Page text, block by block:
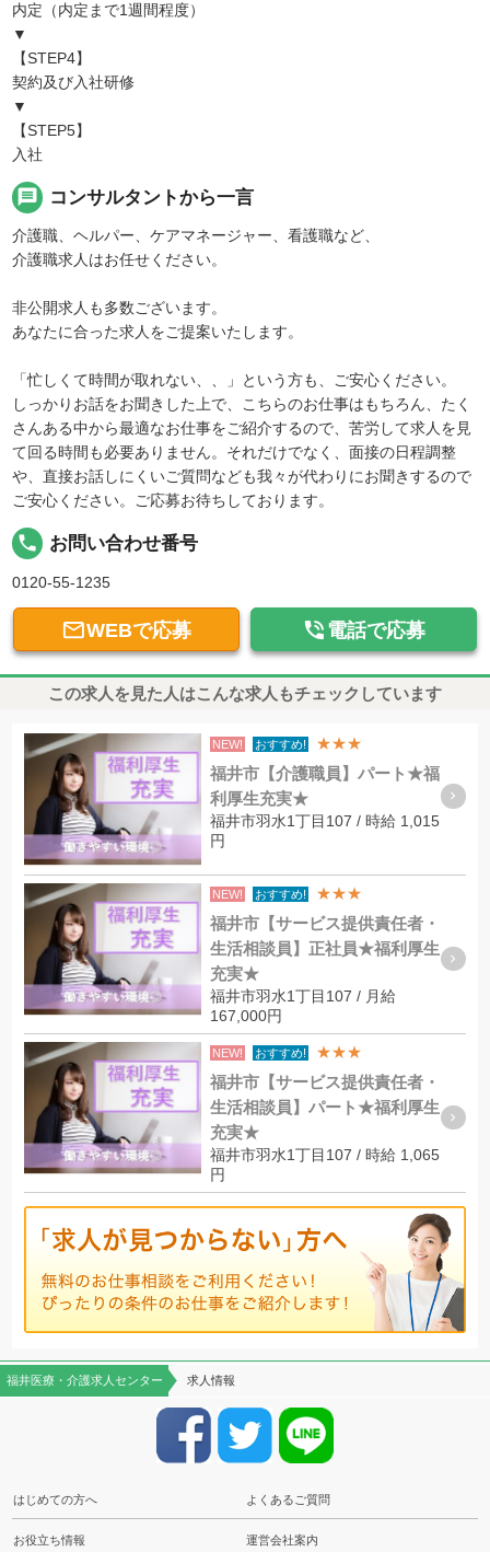
内定（内定まで1週間程度）
▼
【STEP4】
契約及び入社研修
▼
【STEP5】
入社
message コンサルタントから一言
介護職、ヘルパー、ケアマネージャー、看護職など、
介護職求人はお任せください。
非公開求人も多数ございます。
あなたに合った求人をご提案いたします。
「忙しくて時間が取れない、、」という方も、ご安心ください。
しっかりお話をお聞きした上で、こちらのお仕事はもちろん、たく
さんある中から最適なお仕事をご紹介するので、苦労して求人を見
て回る時間も必要ありません。それだけでなく、面接の日程調整
や、直接お話しにくいご質問なども我々が代わりにお聞きするので
ご安心ください。ご応募お待ちしております。
local_phone お問い合わせ番号
0120-55-1235
WEBで応募  電話で応募
この求人を見た人はこんな求人もチェックしています
NEW! おすすめ! ★★★
福井市【介護職員】パート★福
利厚生充実★
福井市羽水1丁目107 / 時給 1,015
円
NEW! おすすめ! ★★★
福井市【サービス提供責任者・
生活相談員】正社員★福利厚生
充実★
福井市羽水1丁目107 / 月給
167,000円
NEW! おすすめ! ★★★
福井市【サービス提供責任者・
生活相談員】パート★福利厚生
充実★
福井市羽水1丁目107 / 時給 1,065
円
福井医療・介護求人センター 求人情報
はじめての方へ よくあるご質問
お役立ち情報 運営会社案内